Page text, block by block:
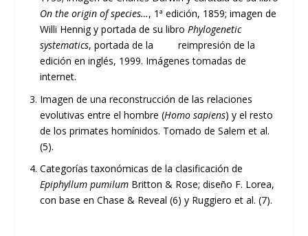
On the origin of species…, 1ª edición, 1859; imagen de
Willi Hennig y portada de su libro Phylogenetic
systematics, portada de la reimpresión de la
edición en inglés, 1999. Imágenes tomadas de
internet.
Imagen de una reconstrucción de las relaciones
evolutivas entre el hombre (Homo sapiens) y el resto
de los primates homínidos. Tomado de Salem et al.
(5).
Categorías taxonómicas de la clasificación de
Epiphyllum pumilum Britton & Rose; diseño F. Lorea,
con base en Chase & Reveal (6) y Ruggiero et al. (7).